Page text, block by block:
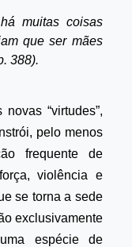
muitas coisas
que ser mães
388).
“virtudes”,
pelo menos
frequente de
violência e
se torna a sede
exclusivamente
espécie de